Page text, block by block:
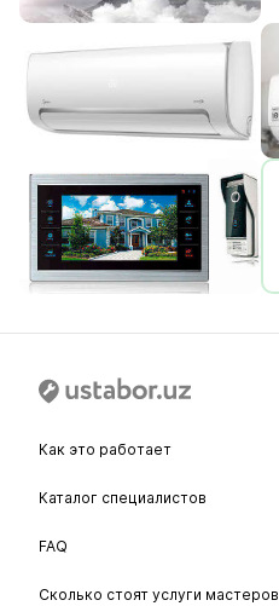
Как это работает
Каталог специалистов
FAQ
Сколько стоят услуги мастеров